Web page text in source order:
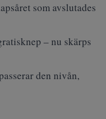
som avslutades
– nu skärps
den nivån,